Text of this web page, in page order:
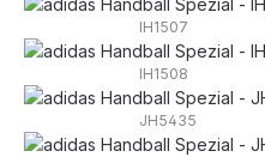
IH1507
IH1508
JH5435